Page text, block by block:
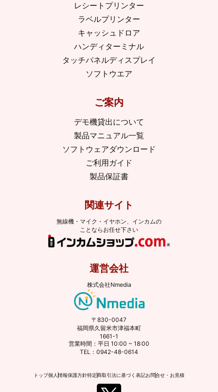
レシートプリンター
ラベルプリンター
キャッシュドロア
ハンディターミナル
タッチパネルディスプレイ
ソフトウエア
ご案内
デモ機貸出について
製品マニュアル一覧
ソフトウェアダウンロード
ご利用ガイド
製品保証書
関連サイト
無線機・マイク・イヤホン、インカムの
ことならお任せ下さい
運営会社
株式会社Nmedia
〒830-0047
福岡県久留米市津福本町
1661-1
営業時間：平日 10:00 ~ 18:00
TEL：0942-48-0614
トップ個人情報保護方針特定商取引法に基づく表記お問合せ・お見積